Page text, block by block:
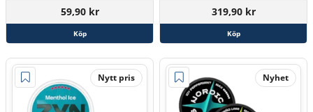
59,90 kr
Köp
319,90 kr
Köp
Nytt pris Nyhet